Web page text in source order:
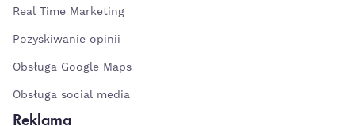
Real Time Marketing
Pozyskiwanie opinii
Obsługa Google Maps
Obsługa social media
Reklama